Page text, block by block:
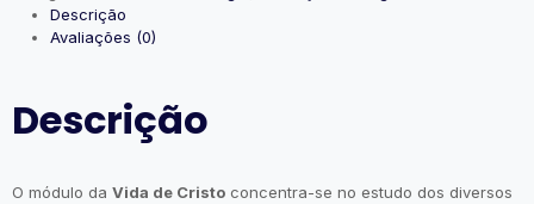
Descrição
Avaliações (0)
Descrição
O módulo da Vida de Cristo concentra-se no estudo dos diversos